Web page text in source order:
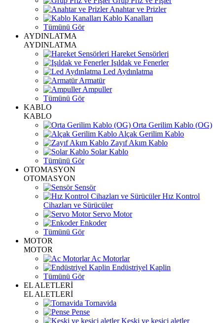
Anahtar ve Prizler
Kablo Kanalları
Tümünü Gör
AYDINLATMA
AYDINLATMA
Hareket Sensörleri
Işıldak ve Fenerler
Led Aydınlatma
Armatür
Ampuller
Tümünü Gör
KABLO
KABLO
Orta Gerilim Kablo (OG)
Alçak Gerilim Kablo
Zayıf Akım Kablo
Solar Kablo
Tümünü Gör
OTOMASYON
OTOMASYON
Sensör
Hız Kontrol
Cihazları ve Sürücüler
Servo Motor
Enkoder
Tümünü Gör
MOTOR
MOTOR
Ac Motorlar
Endüstriyel Kaplin
Tümünü Gör
EL ALETLERİ
EL ALETLERİ
Tornavida
Pense
Keski ve kesici aletler